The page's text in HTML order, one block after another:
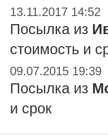
13.11.2017 14:52
Посылка из
стоимость и
09.07.2015 19:39
Посылка из
и срок